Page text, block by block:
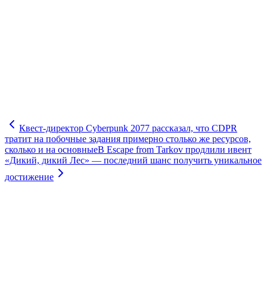
Квест-директор Cyberpunk 2077 рассказал, что CDPR
тратит на побочные задания примерно столько же ресурсов,
сколько и на основныеВ Escape from Tarkov продлили ивент
«Дикий, дикий Лес» — последний шанс получить уникальное
достижение